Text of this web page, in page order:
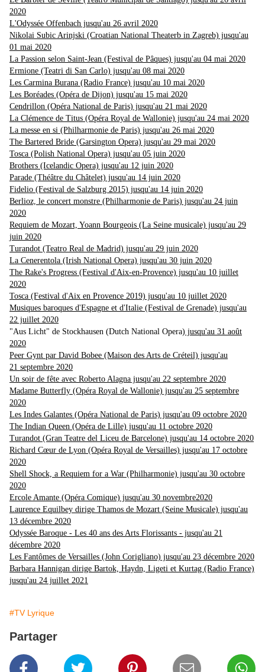
2020
L'Odyssée Offenbach jusqu'au 26 avril 2020
Nikolai Subic Arinjski (Croatian National Theaterb in Zagreb) jusqu'au
01 mai 2020
La Passion selon Saint-Jean (Festival de Pâques) jusqu'au 04 mai 2020
Ermione (Teatri di San Carlo) jusqu'au 08 mai 2020
Les Carmina Burana (Radio France) jusqu'au 10 mai 2020
Les Boréades (Opéra de Dijon) jusqu'au 15 mai 2020
Cendrillon (Opéra National de Paris) jusqu'au 21 mai 2020
La Clémence de Titus (Opéra Royal de Wallonie) jusqu'au 24 mai 2020
La messe en si (Philharmonie de Paris) jusqu'au 26 mai 2020
The Bartered Bride (Garsington Opera) jusqu'au 29 mai 2020
Tosca (Polish National Opera) jusqu'au 05 juin 2020
Brothers (Icelandic Opera) jusqu'au 12 juin 2020
Parade (Théâtre du Châtelet) jusqu'au 14 juin 2020
Fidelio (Festival de Salzburg 2015) jusqu'au 14 juin 2020
Berlioz, le concert monstre (Philharmonie de Paris) jusqu'au 24 juin
2020
Requiem de Mozart, Yoann Bourgeois (La Seine musicale) jusqu'au 29
juin 2020
Turandot (Teatro Real de Madrid) jusqu'au 29 juin 2020
La Cenerentola (Irish National Opera) jusqu'au 30 juin 2020
The Rake's Progress (Festival d'Aix-en-Provence) jusqu'au 10 juillet
2020
Tosca (Festival d'Aix en Provence 2019) jusqu'au 10 juillet 2020
Musiques baroques d'Espagne et d'Italie (Festival de Grenade) jusqu'au
22 juillet 2020
"Aus Licht" de Stockhausen (Dutch National Opera) jusqu'au 31 août
2020
Peer Gynt par David Bobee (Maison des Arts de Créteil) jusqu'au
21 septembre 2020
Un soir de fête avec Roberto Alagna jusqu'au 22 septembre 2020
Madame Butterfly (Opéra Royal de Wallonie) jusqu'au 25 septembre
2020
Les Indes Galantes (Opéra National de Paris) jusqu'au 09 octobre 2020
The Indian Queen (Opéra de Lille) jusqu'au 11 octobre 2020
Turandot (Gran Teatre del Liceu de Barcelone) jusqu'au 14 octobre 2020
Richard Cœur de Lyon (Opéra Royal de Versailles) jusqu'au 17 octobre
2020
Shell Shock, a Requiem for a War (Philharmonie) jusqu'au 30 octobre
2020
Ercole Amante (Opéra Comique) jusqu'au 30 novembre2020
Laurence Equilbey dirige Thamos de Mozart (Seine Musicale) jusqu'au
13 décembre 2020
Odyssée Baroque - Les 40 ans des Arts Florissants - jusqu'au 21
décembre 2020
Les Fantômes de Versailles (John Corigliano) jusqu'au 23 décembre 2020
Barbara Hannigan dirige Bartok, Haydn, Ligeti et Kurtag (Radio France)
jusqu'au 24 juillet 2021
#TV Lyrique
Partager